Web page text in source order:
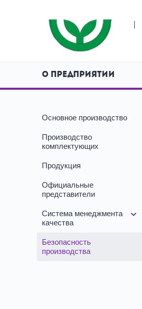
О ПРЕДПРИЯТИИ
Основное производство
Производство
комплектующих
Продукция
Официальные
представители
Система менеджмента
качества
Безопасность
производства